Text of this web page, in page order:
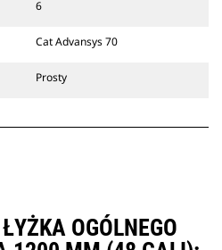
złączy CW
Specjalne złącza CW
który służy do
6
Cat Advansys 70
Prosty
OGÓLNEGO